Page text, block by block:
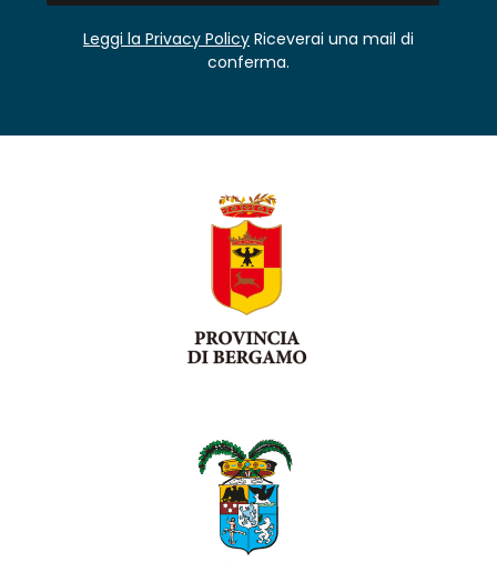
Leggi la Privacy Policy Riceverai una mail di
conferma.